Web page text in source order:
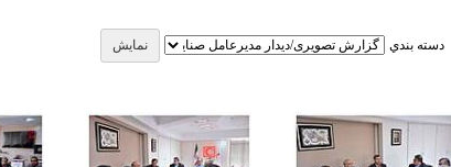
دسته بندي